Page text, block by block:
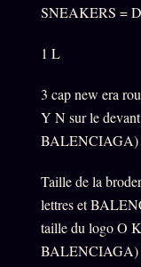
SNEAKERS =
1 L
3 cap new era
Y N sur le
BALENCIAGA)
Taille de la
lettres et
taille du logo O
BALENCIAGA)